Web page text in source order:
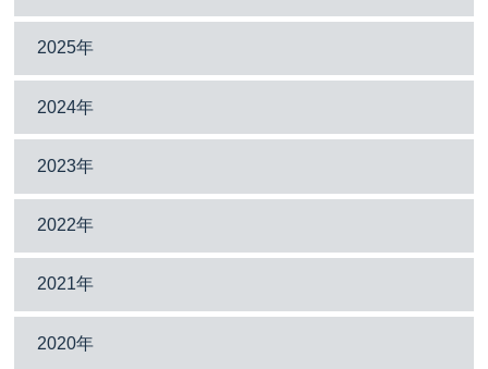
2025年
2024年
2023年
2022年
2021年
2020年